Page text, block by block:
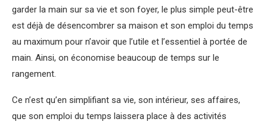
garder la main sur sa vie et son foyer, le plus simple peut-être
est déjà de désencombrer sa maison et son emploi du temps
au maximum pour n’avoir que l’utile et l’essentiel à portée de
main. Ainsi, on économise beaucoup de temps sur le
rangement.
Ce n’est qu’en simplifiant sa vie, son intérieur, ses affaires,
que son emploi du temps laissera place à des activités